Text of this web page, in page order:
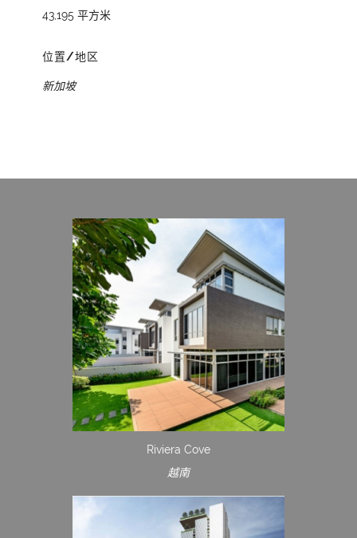
43,195 平方米
位置/地区
新加坡
Riviera Cove
越南